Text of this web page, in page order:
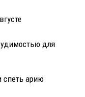
для
спеть арию